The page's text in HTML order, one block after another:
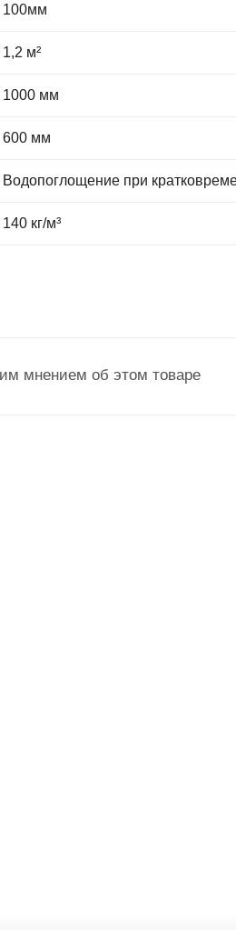
100мм
1,2 м²
1000 мм
600 мм
Водопоглощение при
140 кг/м³
мнением об этом товаре